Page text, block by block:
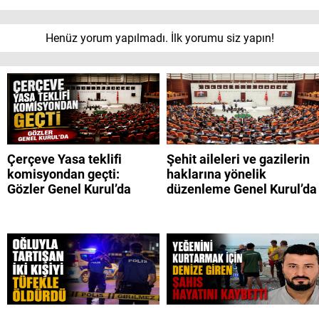
Henüz yorum yapılmadı. İlk yorumu siz yapın!
Çerçeve Yasa teklifi
komisyondan geçti:
Gözler Genel Kurul’da
Şehit aileleri ve gazilerin
haklarına yönelik
düzenleme Genel Kurul’da